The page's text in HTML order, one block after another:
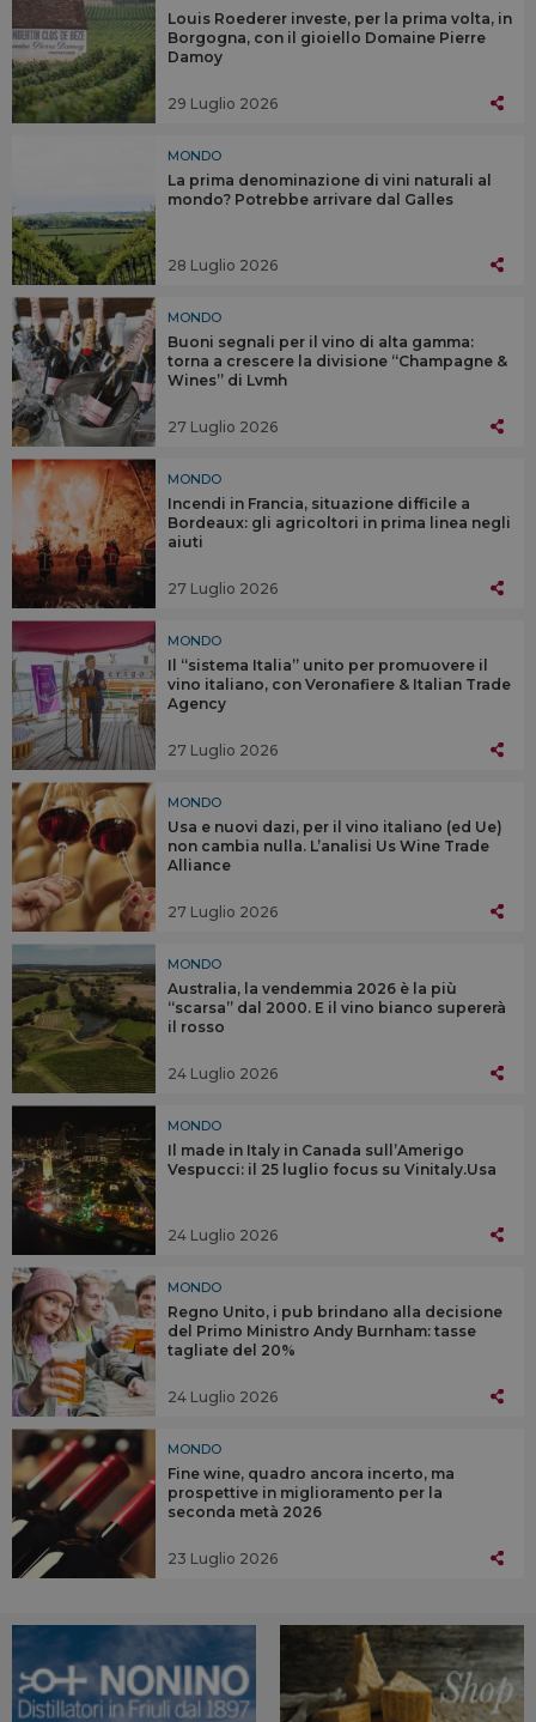
Louis Roederer investe, per la prima volta, in
Borgogna, con il gioiello Domaine Pierre
Damoy
29 Luglio 2026
MONDO
La prima denominazione di vini naturali al
mondo? Potrebbe arrivare dal Galles
28 Luglio 2026
MONDO
Buoni segnali per il vino di alta gamma:
torna a crescere la divisione “Champagne &
Wines” di Lvmh
27 Luglio 2026
MONDO
Incendi in Francia, situazione difficile a
Bordeaux: gli agricoltori in prima linea negli
aiuti
27 Luglio 2026
MONDO
Il “sistema Italia” unito per promuovere il
vino italiano, con Veronafiere & Italian Trade
Agency
27 Luglio 2026
MONDO
Usa e nuovi dazi, per il vino italiano (ed Ue)
non cambia nulla. L’analisi Us Wine Trade
Alliance
27 Luglio 2026
MONDO
Australia, la vendemmia 2026 è la più
“scarsa” dal 2000. E il vino bianco supererà
il rosso
24 Luglio 2026
MONDO
Il made in Italy in Canada sull’Amerigo
Vespucci: il 25 luglio focus su Vinitaly.Usa
24 Luglio 2026
MONDO
Regno Unito, i pub brindano alla decisione
del Primo Ministro Andy Burnham: tasse
tagliate del 20%
24 Luglio 2026
MONDO
Fine wine, quadro ancora incerto, ma
prospettive in miglioramento per la
seconda metà 2026
23 Luglio 2026